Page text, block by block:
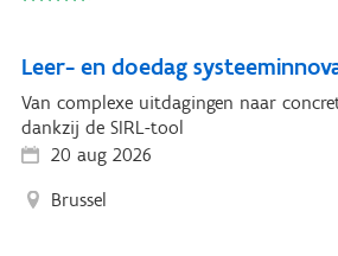
Leer- en doedag
Van complexe uitdagingen naar
dankzij de SIRL-tool
20 aug 2026
Brussel